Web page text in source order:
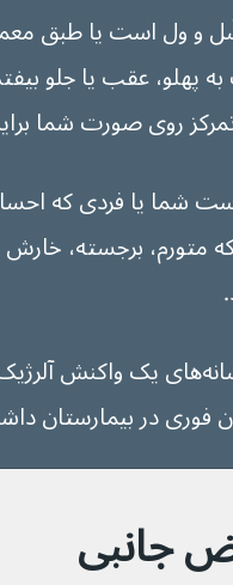
پهلو، عقب یا جلو
روی صورت شما
که متورم، برجسته، خارش
اینها می‌توانند نشانه‌های یک
فوری در بیمارستان
جانبی